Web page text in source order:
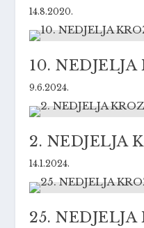
14.8.2020.
10.
9.6.2024.
2. NEDJELJA
14.1.2024.
25.